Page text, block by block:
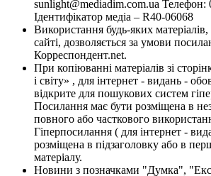
sunlight@mediadim.com.ua Телефон:
Ідентифікатор медіа – R40-06068
Використання будь-яких
сайті, дозволяється за умови
Корреспондент.net.
При копіюванні матеріалів зі
і світу» , для інтернет - видань -
відкрите для пошукових систем
Посилання має бути розміщена в
повного або часткового
Гіперпосилання ( для інтернет -
розміщена в підзаголовку або в
матеріалу.
Новини з позначками "Думка",